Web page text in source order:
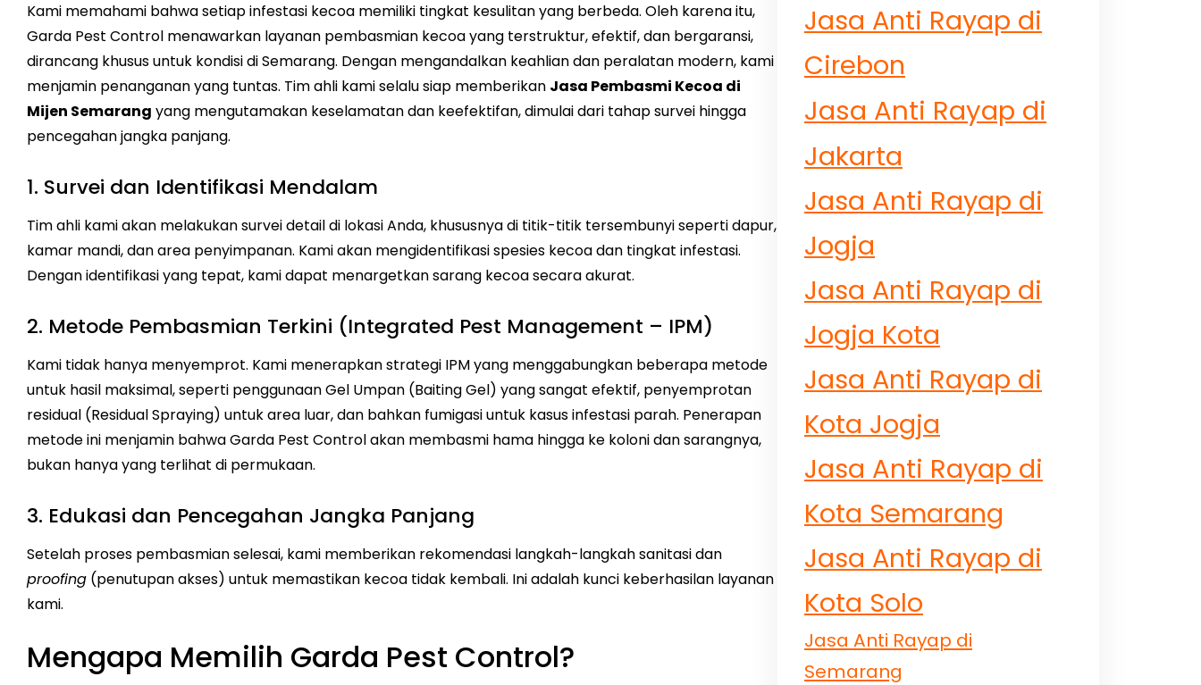
Kami memahami bahwa setiap infestasi kecoa memiliki tingkat kesulitan yang berbeda. Oleh karena itu,
Garda Pest Control menawarkan layanan pembasmian kecoa yang terstruktur, efektif, dan bergaransi,
dirancang khusus untuk kondisi di Semarang. Dengan mengandalkan keahlian dan peralatan modern, kami
menjamin penanganan yang tuntas. Tim ahli kami selalu siap memberikan Jasa Pembasmi Kecoa di
Mijen Semarang yang mengutamakan keselamatan dan keefektifan, dimulai dari tahap survei hingga
pencegahan jangka panjang.
1. Survei dan Identifikasi Mendalam
Tim ahli kami akan melakukan survei detail di lokasi Anda, khususnya di titik-titik tersembunyi seperti dapur,
kamar mandi, dan area penyimpanan. Kami akan mengidentifikasi spesies kecoa dan tingkat infestasi.
Dengan identifikasi yang tepat, kami dapat menargetkan sarang kecoa secara akurat.
2. Metode Pembasmian Terkini (Integrated Pest Management – IPM)
Kami tidak hanya menyemprot. Kami menerapkan strategi IPM yang menggabungkan beberapa metode
untuk hasil maksimal, seperti penggunaan Gel Umpan (Baiting Gel) yang sangat efektif, penyemprotan
residual (Residual Spraying) untuk area luar, dan bahkan fumigasi untuk kasus infestasi parah. Penerapan
metode ini menjamin bahwa Garda Pest Control akan membasmi hama hingga ke koloni dan sarangnya,
bukan hanya yang terlihat di permukaan.
3. Edukasi dan Pencegahan Jangka Panjang
Setelah proses pembasmian selesai, kami memberikan rekomendasi langkah-langkah sanitasi dan
proofing (penutupan akses) untuk memastikan kecoa tidak kembali. Ini adalah kunci keberhasilan layanan
kami.
Mengapa Memilih Garda Pest Control?
Jasa Anti Rayap di
Cirebon
Jasa Anti Rayap di
Jakarta
Jasa Anti Rayap di
Jogja
Jasa Anti Rayap di
Jogja Kota
Jasa Anti Rayap di
Kota Jogja
Jasa Anti Rayap di
Kota Semarang
Jasa Anti Rayap di
Kota Solo
Jasa Anti Rayap di
Semarang